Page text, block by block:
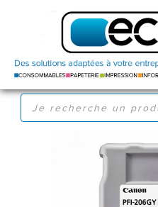
RECHERCHE
PRODUITS